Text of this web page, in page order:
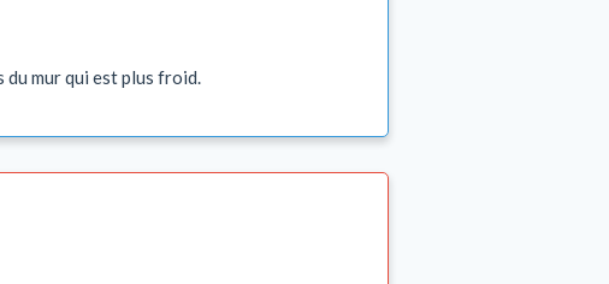
du mur qui est plus froid.